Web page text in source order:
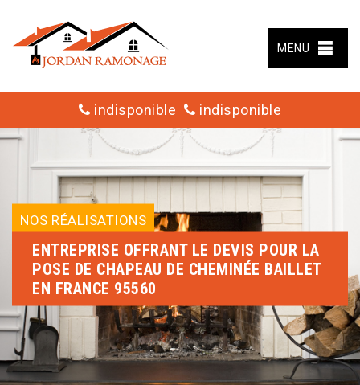
MENU
indisponible indisponible
NOS RÉALISATIONS
ENTREPRISE OFFRANT LE DEVIS POUR LA
POSE DE CHAPEAU DE CHEMINÉE BAILLET
EN FRANCE 95560